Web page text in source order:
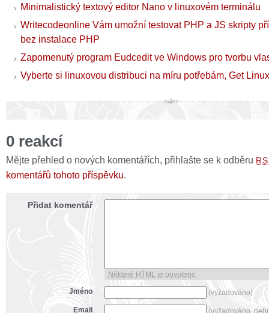
Minimalistický textový editor Nano v linuxovém terminálu
Writecodeonline Vám umožní testovat PHP a JS skripty
bez instalace PHP
Zapomenutý program Eudcedit ve Windows pro tvorbu
Vyberte si linuxovou distribuci na míru potřebám, Get
0 reakcí
Mějte přehled o nových komentářích, přihlašte se k odběru
komentářů tohoto příspěvku.
Přidat komentář
Některé HTML je povoleno
Jméno
(vyžadováno)
Email
(vyžadováno,